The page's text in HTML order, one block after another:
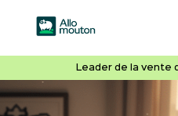
Leader de la vente